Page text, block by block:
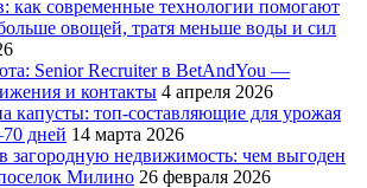
как современные технологии помогают
овощей, тратя меньше воды и сил
Senior Recruiter в BetAndYou —
и контакты 4 апреля 2026
капусты: топ‑составляющие для урожая
дней 14 марта 2026
загородную недвижимость: чем выгоден
Милино 26 февраля 2026